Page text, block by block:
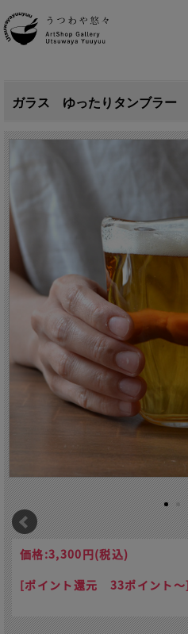
ガラス ゆったりタンブラー
価格:3,300円(税込)
[ポイント還元 33ポイント～]